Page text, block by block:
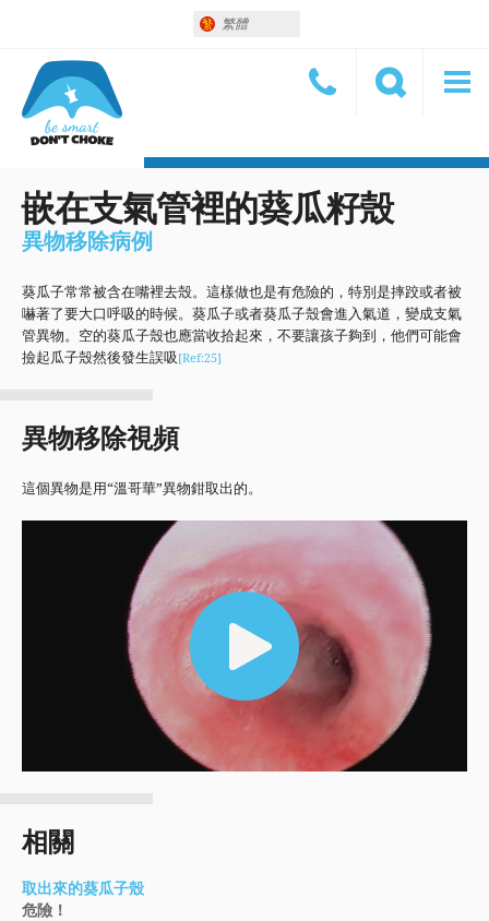
繁體
嵌在支氣管裡的葵瓜籽殼
異物移除病例
葵瓜子常常被含在嘴裡去殼。這樣做也是有危險的，特別是摔跤或者被
嚇著了要大口呼吸的時候。葵瓜子或者葵瓜子殼會進入氣道，變成支氣
管異物。空的葵瓜子殼也應當收拾起來，不要讓孩子夠到，他們可能會
撿起瓜子殼然後發生誤吸[Ref:25]
異物移除視頻
這個異物是用“溫哥華”異物鉗取出的。
相關
取出來的葵瓜子殼
危險！